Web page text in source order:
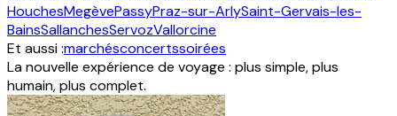
HouchesMegèvePassyPraz-sur-ArlySaint-Gervais-les-
BainsSallanchesServozVallorcine
Et aussi :marchésconcertssoirées
La nouvelle expérience de voyage : plus simple, plus
humain, plus complet.